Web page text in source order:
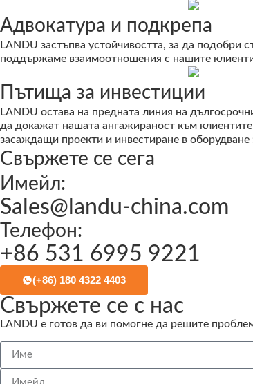
Адвокатура и подкрепа
LANDU застъпва устойчивостта, за да подобри
поддържаме взаимоотношения с нашите
Пътища за инвестиции
LANDU остава на предната линия на
да докажат нашата ангажираност към
засаждащи проекти и инвестиране в
Свържете се сега
Имейл:
Sales@landu-china.com
Телефон:
+86 531 6995 9221
(+86) 180 4322 4403
Свържете се с нас
LANDU е готов да ви помогне да решите